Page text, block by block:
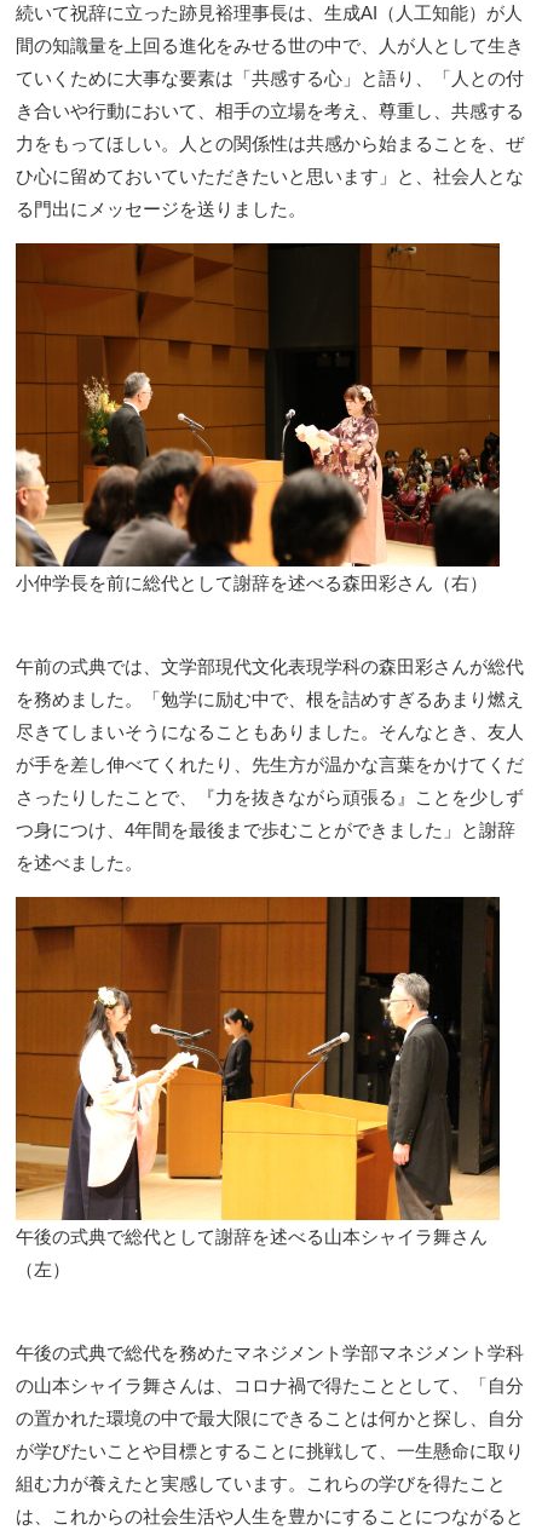
続いて祝辞に立った跡見裕理事長は、生成AI（人工知能）が人
間の知識量を上回る進化をみせる世の中で、人が人として生き
ていくために大事な要素は「共感する心」と語り、「人との付
き合いや行動において、相手の立場を考え、尊重し、共感する
力をもってほしい。人との関係性は共感から始まることを、ぜ
ひ心に留めておいていただきたいと思います」と、社会人とな
る門出にメッセージを送りました。
小仲学長を前に総代として謝辞を述べる森田彩さん（右）
午前の式典では、文学部現代文化表現学科の森田彩さんが総代
を務めました。「勉学に励む中で、根を詰めすぎるあまり燃え
尽きてしまいそうになることもありました。そんなとき、友人
が手を差し伸べてくれたり、先生方が温かな言葉をかけてくだ
さったりしたことで、『力を抜きながら頑張る』ことを少しず
つ身につけ、4年間を最後まで歩むことができました」と謝辞
を述べました。
午後の式典で総代として謝辞を述べる山本シャイラ舞さん
（左）
午後の式典で総代を務めたマネジメント学部マネジメント学科
の山本シャイラ舞さんは、コロナ禍で得たこととして、「自分
の置かれた環境の中で最大限にできることは何かと探し、自分
が学びたいことや目標とすることに挑戦して、一生懸命に取り
組む力が養えたと実感しています。これらの学びを得たこと
は、これからの社会生活や人生を豊かにすることにつながると